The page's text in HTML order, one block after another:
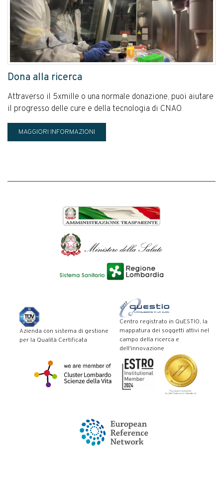
Dona alla ricerca
Attraverso il 5xmille o una normale donazione, puoi aiutare
il progresso delle cure e della tecnologia di CNAO.
MAGGIORI INFORMAZIONI
Azienda con sistema di gestione
per la Qualità Certificata
Centro registrato in QuESTIO, la
mappatura dei soggetti attivi nel
campo della ricerca e
dell'innovazione